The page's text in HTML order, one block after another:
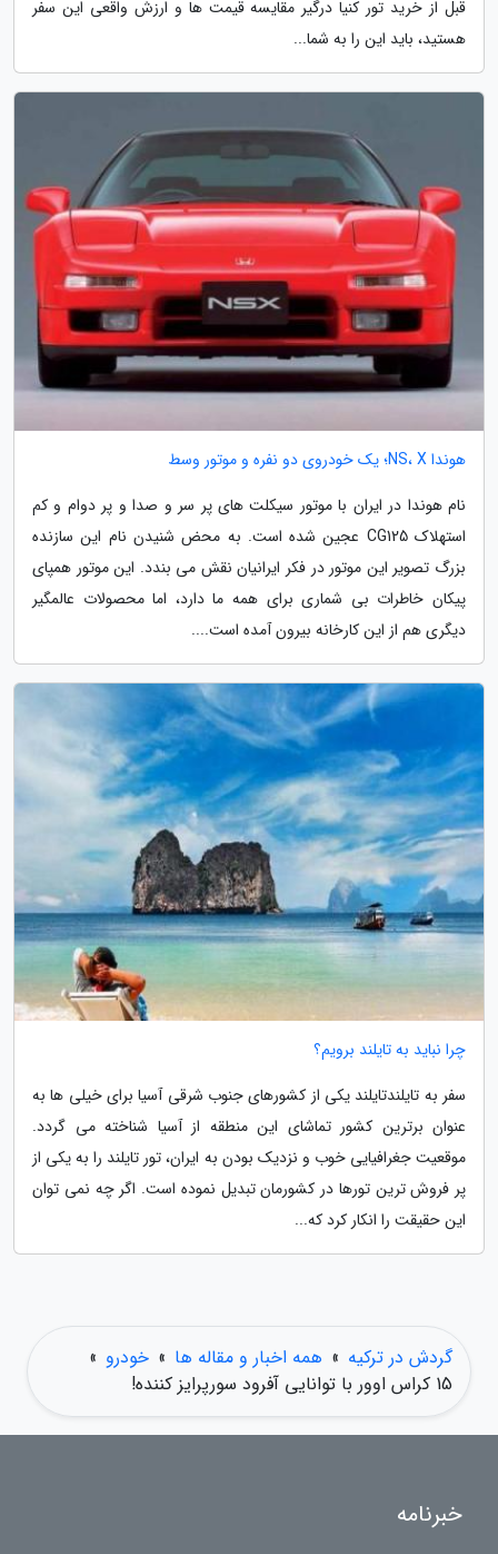
قبل از خرید تور کنیا درگیر مقایسه قیمت ها و ارزش واقعی این سفر
هستید، باید این را به شما...
هوندا NS، X؛ یک خودروی دو نفره و موتور وسط
نام هوندا در ایران با موتور سیکلت های پر سر و صدا و پر دوام و کم
استهلاک CG125 عجین شده است. به محض شنیدن نام این سازنده
بزرگ تصویر این موتور در فکر ایرانیان نقش می بندد. این موتور همپای
پیکان خاطرات بی شماری برای همه ما دارد، اما محصولات عالمگیر
دیگری هم از این کارخانه بیرون آمده است....
چرا نباید به تایلند برویم؟
سفر به تایلندتایلند یکی از کشورهای جنوب شرقی آسیا برای خیلی ها به
عنوان برترین کشور تماشای این منطقه از آسیا شناخته می گردد.
موقعیت جغرافیایی خوب و نزدیک بودن به ایران، تور تایلند را به یکی از
پر فروش ترین تورها در کشورمان تبدیل نموده است. اگر چه نمی توان
این حقیقت را انکار کرد که...
گردش در ترکیه » همه اخبار و مقاله ها » خودرو »
15 کراس اوور با توانایی آفرود سورپرایز کننده!
خبرنامه